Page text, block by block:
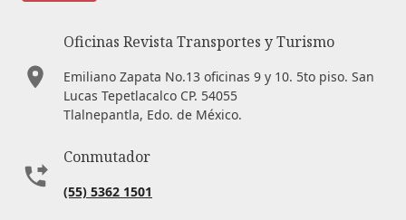
Oficinas Revista Transportes y Turismo
Emiliano Zapata No.13 oficinas 9 y 10. 5to piso. San
Lucas Tepetlacalco CP. 54055
Tlalnepantla, Edo. de México.
Conmutador
(55) 5362 1501